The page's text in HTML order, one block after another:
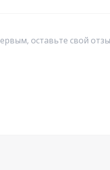
оставьте свой